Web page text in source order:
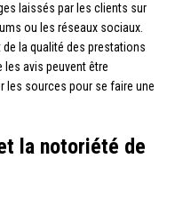
laissés par les clients sur
ou les réseaux sociaux.
la qualité des prestations
avis peuvent être
les sources pour se faire une
la notoriété de